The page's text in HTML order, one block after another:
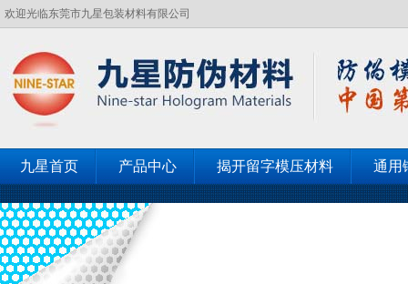
欢迎光临东莞市九星包装材料有限公司
九星首页 产品中心 揭开留字模压材料 通用
客户见证 联系九星